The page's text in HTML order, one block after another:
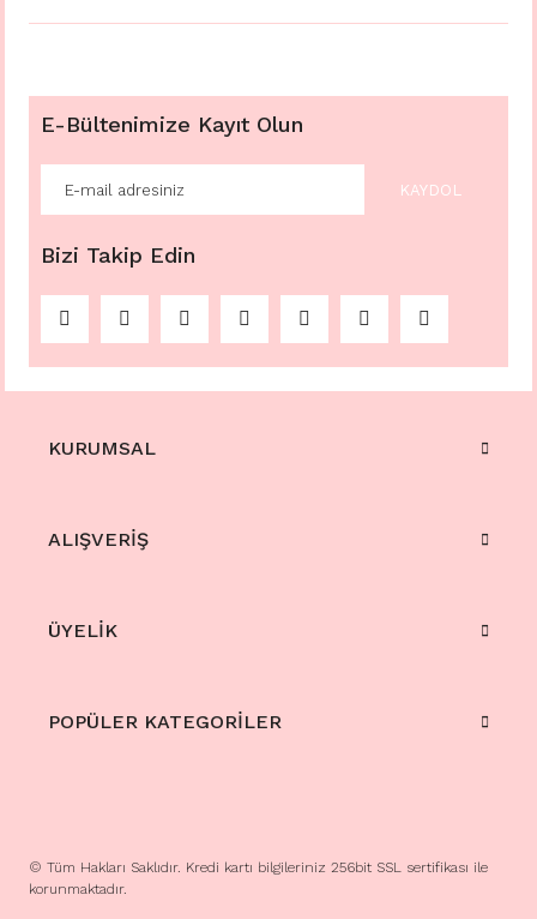
E-Bültenimize Kayıt Olun
KAYDOL
Bizi Takip Edin
KURUMSAL
ALIŞVERİŞ
ÜYELİK
POPÜLER KATEGORİLER
© Tüm Hakları Saklıdır. Kredi kartı bilgileriniz 256bit SSL sertifikası ile
korunmaktadır.